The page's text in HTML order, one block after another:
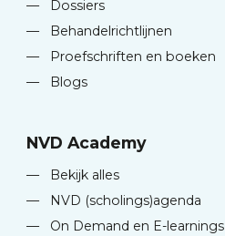
—
Dossiers
—
Behandelrichtlijnen
—
Proefschriften en boeken
—
Blogs
NVD Academy
—
Bekijk alles
—
NVD (scholings)agenda
—
On Demand en E-learnings